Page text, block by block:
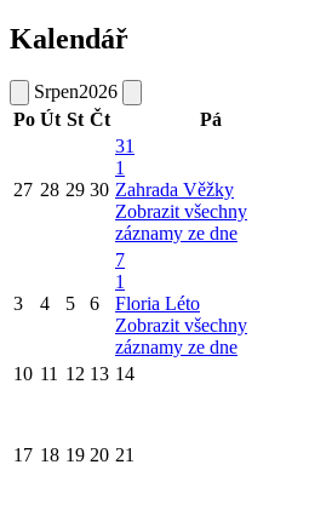
Kalendář
Srpen2026
Po Út St Čt Pá
27 28 29 30
31
1
Zahrada Věžky
Zobrazit všechny
záznamy ze dne
3 4 5 6
7
1
Floria Léto
Zobrazit všechny
záznamy ze dne
10 11 12 13 14
17 18 19 20 21